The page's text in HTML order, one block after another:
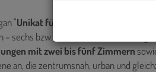
"Unikat für Freigeister
" nimmt
sechs bzw. elf Geschosse hoch –
mit zwei bis fünf Zimmern
an, die zentrumsnah, urban und